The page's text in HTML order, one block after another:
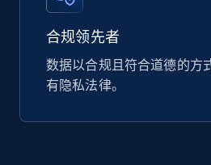
mercadolivre.com.br
URL, Product id, Title,
Tags, Final price, Original
eCommerce
合规领先者
数据以合规且符合道德的方
有隐私法律。